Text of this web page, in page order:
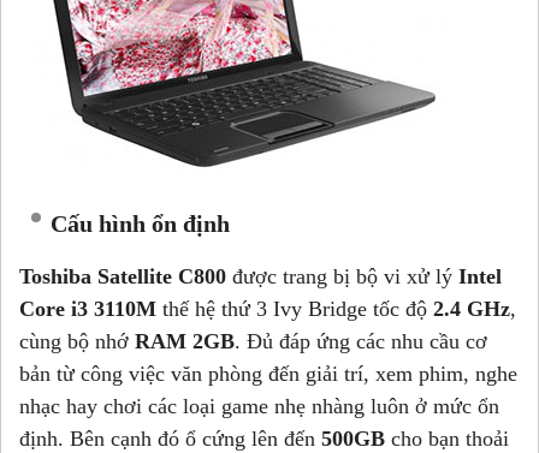
Cấu hình ổn định
Toshiba Satellite C800 được trang bị bộ vi xử lý Intel
Core i3 3110M thế hệ thứ 3 Ivy Bridge tốc độ 2.4 GHz,
cùng bộ nhớ RAM 2GB. Đủ đáp ứng các nhu cầu cơ
bản từ công việc văn phòng đến giải trí, xem phim, nghe
nhạc hay chơi các loại game nhẹ nhàng luôn ở mức ổn
định. Bên cạnh đó ổ cứng lên đến 500GB cho bạn thoải